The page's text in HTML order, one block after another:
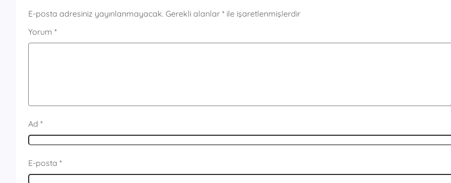
E-posta adresiniz yayınlanmayacak. Gerekli alanlar * ile işaretlenmişlerdir
Yorum *
Ad *
E-posta *